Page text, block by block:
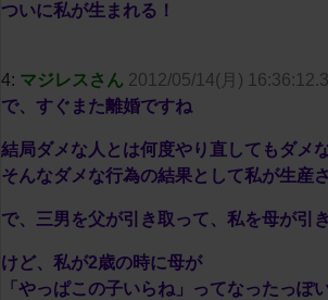
ついに私が生まれる！
4: マジレスさん 2012/05/14(月)
で、すぐまた離婚ですね
結局ダメな人とは何度やり直してもダメ
そんなダメな行為の結果として私が生産
で、三男を父が引き取って、私を母が引
けど、私が2歳の時に母が
「やっぱこの子いらね」ってなったっぽ